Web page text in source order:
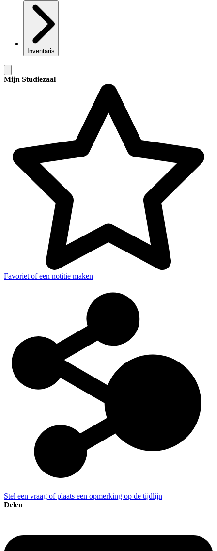
Inventaris
Mijn Studiezaal
Favoriet of een notitie maken
Stel een vraag of plaats een opmerking op de tijdlijn
Delen